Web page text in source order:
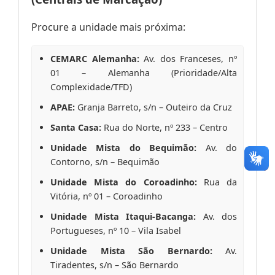
Procure a unidade mais próxima:
CEMARC Alemanha:Av. dos Franceses, nº
01 – Alemanha (Prioridade/Alta
Complexidade/TFD)
APAE: Granja Barreto, s/n – Outeiro da Cruz
Santa Casa: Rua do Norte, nº 233 – Centro
Unidade Mista do Bequimão: Av. do
Contorno, s/n – Bequimão
Unidade Mista do Coroadinho:Rua da
Vitória, nº 01 – Coroadinho
Unidade Mista Itaqui-Bacanga: Av. dos
Portugueses, nº 10 – Vila Isabel
Unidade Mista São Bernardo:Av.
Tiradentes, s/n – São Bernardo